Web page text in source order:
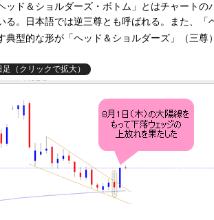
ッド＆ショルダーズ・ボトム」とはチャート
る。日本語では逆三尊とも呼ばれる。また、「
典型的な形が「ヘッド＆ショルダーズ」（三尊
（クリックで拡大）